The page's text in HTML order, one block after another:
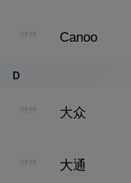
Canoo
D
大众
大通